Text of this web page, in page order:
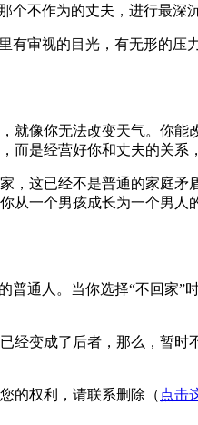
个不作为的丈夫，进行最深
审视的目光，有无形的
就像你无法改变天气。你
是经营好你和丈夫的关系
这已经不是普通的家庭
从一个男孩成长为一个男
通人。当你选择“不回家
经变成了后者，那么，暂
的权利，请联系删除（ 点击